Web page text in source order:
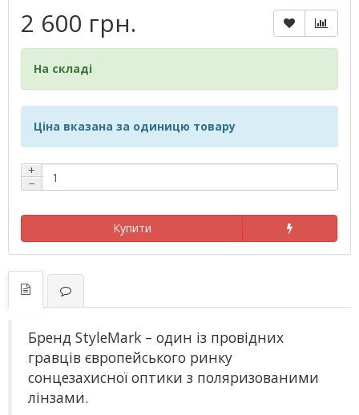
2 600 грн.
На складі
Ціна вказана за одиницю товару
+
−
Купити
Бренд StyleMark – один із провідних
гравців європейського ринку
сонцезахисної оптики з поляризованими
лінзами.